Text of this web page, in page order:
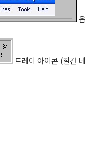
옵
트레이 아이콘 (빨간 네